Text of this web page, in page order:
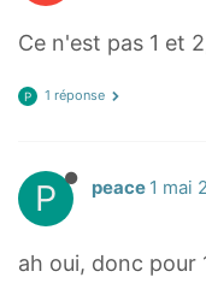
Ce n'est pas 1 et
P 1 réponse
P peace 1 mai
ah oui, donc pour